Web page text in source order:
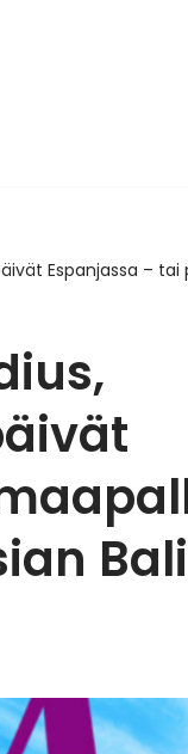
Espanjassa –